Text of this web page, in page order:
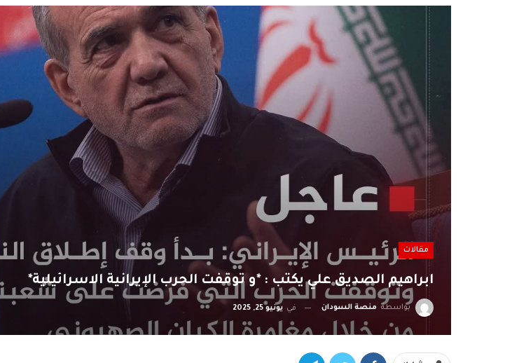
مقالات
ابراهيم الصديق علي يكتب : *و توقفت الحرب الإيرانية الاسرائيلية*
بواسطة منصة السودان في يونيو 25, 2025